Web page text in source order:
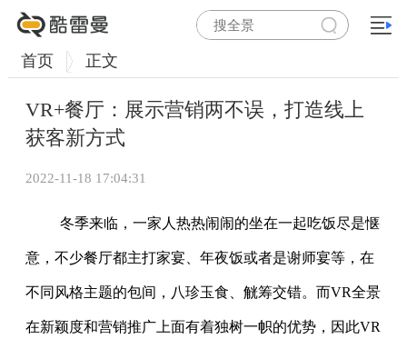
首页 正文
VR+餐厅：展示营销两不误，打造线上
获客新方式
2022-11-18 17:04:31
冬季来临，一家人热热闹闹的坐在一起吃饭尽是惬
意，不少餐厅都主打家宴、年夜饭或者是谢师宴等，在
不同风格主题的包间，八珍玉食、觥筹交错。而VR全景
在新颖度和营销推广上面有着独树一帜的优势，因此VR